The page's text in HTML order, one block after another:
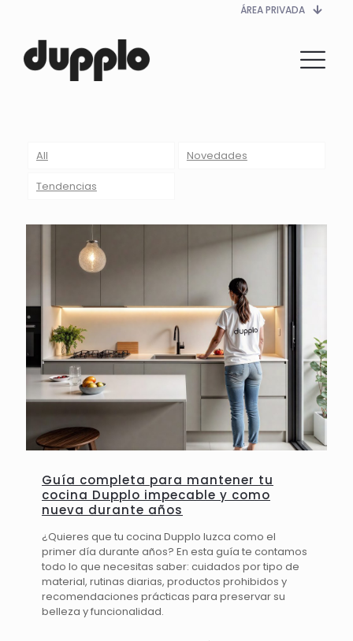
ÁREA PRIVADA
All Novedades
Tendencias
Guía completa para mantener tu
cocina Dupplo impecable y como
nueva durante años
¿Quieres que tu cocina Dupplo luzca como el
primer día durante años? En esta guía te contamos
todo lo que necesitas saber: cuidados por tipo de
material, rutinas diarias, productos prohibidos y
recomendaciones prácticas para preservar su
belleza y funcionalidad.